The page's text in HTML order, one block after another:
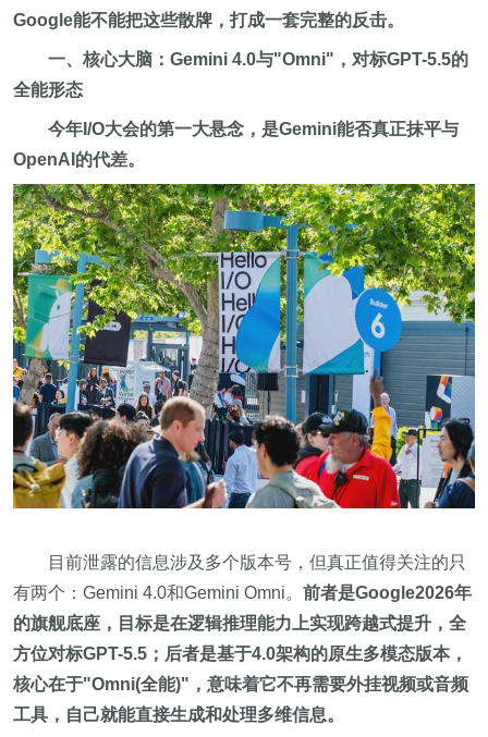
Google能不能把这些散牌，打成一套完整的反击。
一、核心大脑：Gemini 4.0与"Omni"，对标GPT-5.5的
全能形态
今年I/O大会的第一大悬念，是Gemini能否真正抹平与
OpenAI的代差。
目前泄露的信息涉及多个版本号，但真正值得关注的只
有两个：Gemini 4.0和Gemini Omni。 前者是Google2026年
的旗舰底座，目标是在逻辑推理能力上实现跨越式提升，全
方位对标GPT-5.5；后者是基于4.0架构的原生多模态版本，
核心在于"Omni(全能)"，意味着它不再需要外挂视频或音频
工具，自己就能直接生成和处理多维信息。